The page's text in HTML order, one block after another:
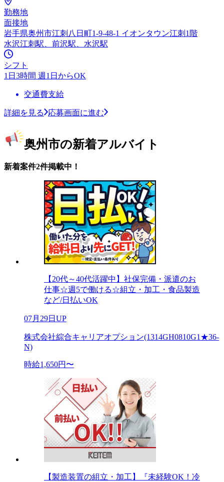
勤務地
面接地
岩手県奥州市江刺八日町1-9-48-1 イオンタウン江刺1階
水沢江刺駅、前沢駅、水沢駅
シフト
1日3時間 週1日からOK
交通費支給
詳細を見る 応募画面に進む
奥州市の新着アルバイト
新着案件2件掲載中！
【20代～40代活躍中】社保完備・派遣のお
仕事☆週5で働ける☆組立・加工・食品製造
など/日払いOK
07月29日UP
株式会社綜合キャリアオプション(1314GH0810G1★36-
N)
時給1,650円〜
【製造装置の組立・加工】『未経験OK！冷